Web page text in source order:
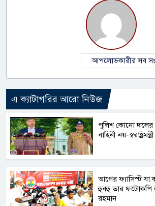
আপলোডকারীর সব
এ ক্যাটাগরির আরো নিউজ
পুলিশ কোনো দলের
বাহিনী নয়-স্বরাষ্ট্রমন্ত্রী
আগের ফ্যাসিস্ট যা
হুবহু তার ফটোকপি
রহমান